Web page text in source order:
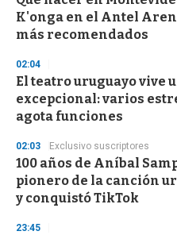
o
f
3
s
e
c
o
n
s
K'onga en el Antel
más recomendados
02:04
El teatro uruguayo vive
excepcional: varios
agota funciones
02:03 Exclusivo suscriptores
100 años de Aníbal
pionero de la canción
y conquistó TikTok
23:45